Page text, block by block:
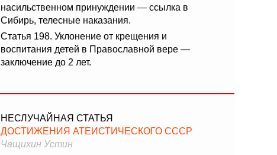
насильственном принуждении — ссылка в
Сибирь, телесные наказания.
Статья 198. Уклонение от крещения и
воспитания детей в Православной вере —
заключение до 2 лет.
НЕСЛУЧАЙНАЯ СТАТЬЯ
ДОСТИЖЕНИЯ АТЕИСТИЧЕСКОГО СССР
Чащихин Устин